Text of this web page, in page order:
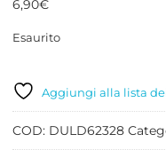
6,90€
Esaurito
Aggiungi alla lista
COD: DULD62328